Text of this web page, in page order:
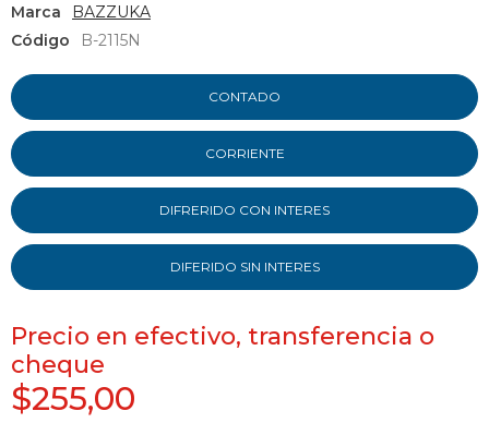
Marca
BAZZUKA
Código
B-2115N
CONTADO
CORRIENTE
DIFRERIDO CON INTERES
DIFERIDO SIN INTERES
Precio en efectivo, transferencia o
cheque
$255,00